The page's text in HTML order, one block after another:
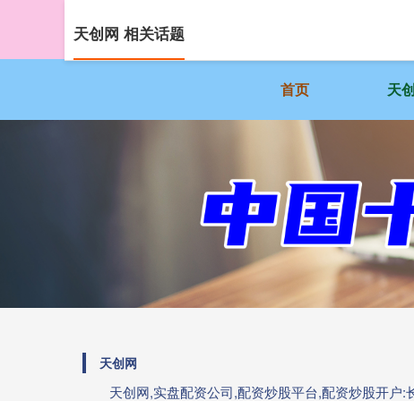
首页 天
天创网
天创网,实盘配资公司,配资炒股平台,配资炒股开户
天创网 相关话题